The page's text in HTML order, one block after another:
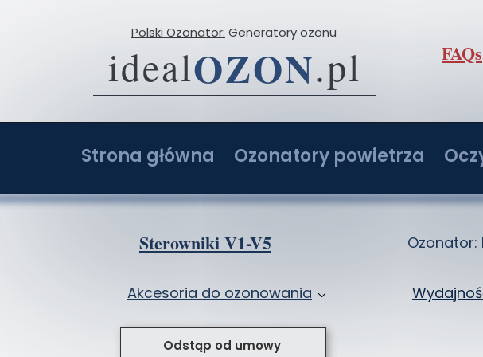
Odstąp od umowy
Strona główna
O firmie
Ozonatory z AI: Ranking i opinie
Ozonatory powietrza
Ozonator 2-20 g/h z regulacją O3
Ozonator 8-80 g/h z regulacją O3
Ozonator samochodowy
Akcesoria do ozonowania
Przystawki do ozonatorów
Ozonator:
FAQs
idealOZON.pl
Polski Ozonator: Generatory ozonu
Sterowniki V1-V5